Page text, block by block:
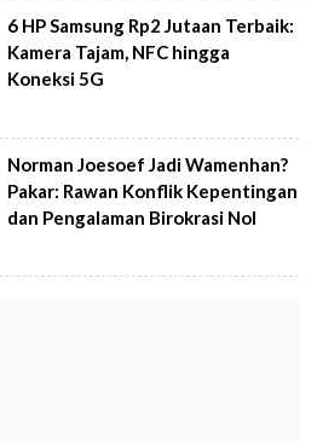
6 HP Samsung Rp2 Jutaan Terbaik:
Kamera Tajam, NFC hingga
Koneksi 5G
Norman Joesoef Jadi Wamenhan?
Pakar: Rawan Konflik Kepentingan
dan Pengalaman Birokrasi Nol